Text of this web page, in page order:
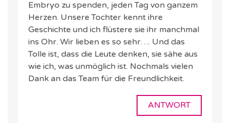
Embryo zu spenden, jeden Tag von ganzem
Herzen. Unsere Tochter kennt ihre
Geschichte und ich flüstere sie ihr manchmal
ins Ohr. Wir lieben es so sehr…. Und das
Tolle ist, dass die Leute denken, sie sähe aus
wie ich, was unmöglich ist. Nochmals vielen
Dank an das Team für die Freundlichkeit.
ANTWORT